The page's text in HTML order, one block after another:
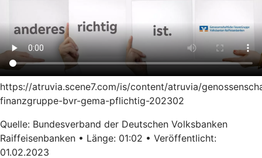
https://atruvia.scene7.com/is/content/atruvia/
finanzgruppe-bvr-gema-pflichtig-202302
Quelle: Bundesverband der Deutschen Volksbanken
Raiffeisenbanken • Länge: 01:02 • Veröffentlicht:
01.02.2023